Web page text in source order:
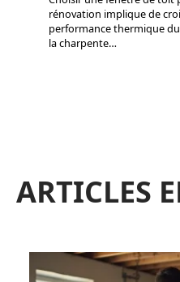
rénovation implique de
performance thermique
la charpente…
ARTICLES